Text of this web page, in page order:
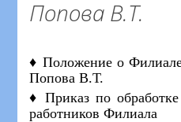
Попова В.Т.
♦ Положение о
Попова В.Т.
♦ Приказ по
работников Филиала